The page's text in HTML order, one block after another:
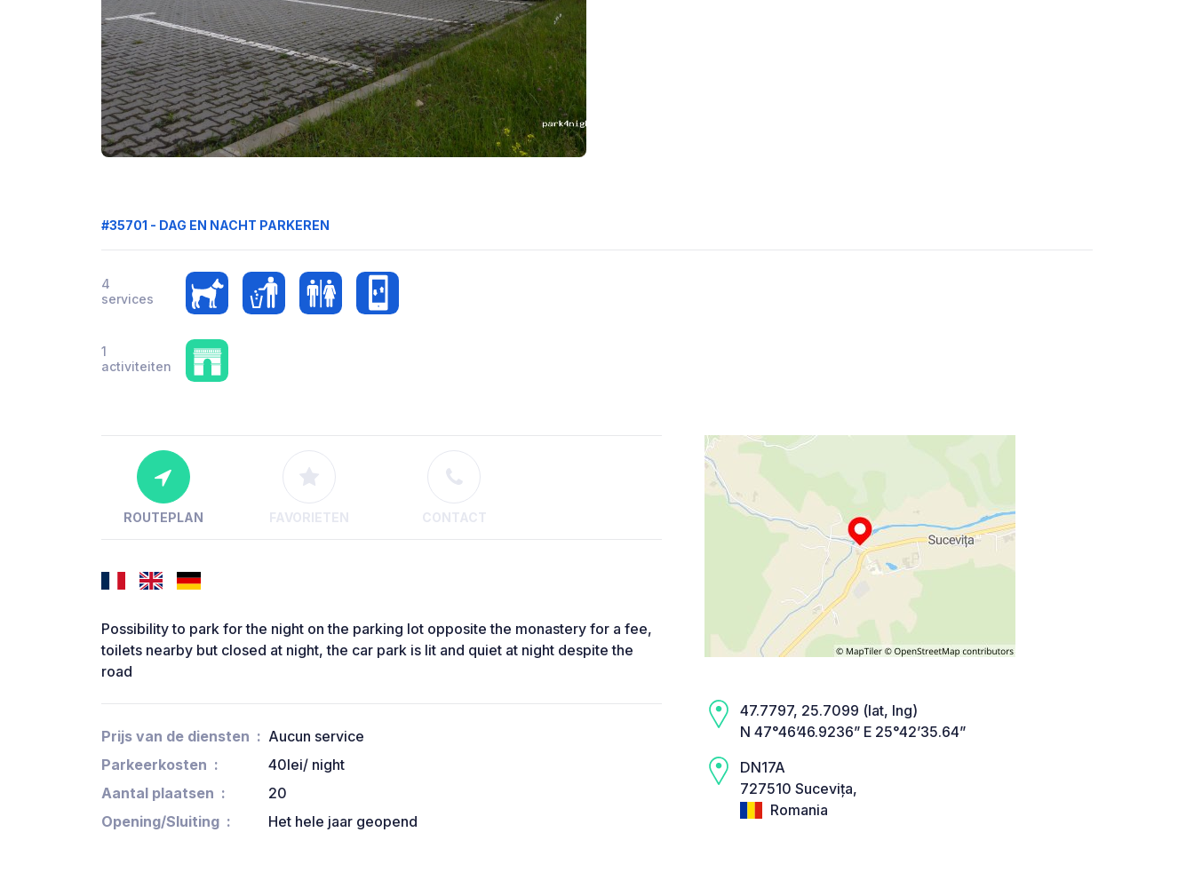
#35701 - DAG EN NACHT PARKEREN
4
services
1
activiteiten
ROUTEPLAN FAVORIETEN CONTACT
Possibility to park for the night on the parking lot opposite the monastery for a fee,
toilets nearby but closed at night, the car park is lit and quiet at night despite the
road
Prijs van de diensten
Aucun service
Parkeerkosten
40lei/ night
Aantal plaatsen
20
Opening/Sluiting
Het hele jaar geopend
47.7797, 25.7099 (lat, lng)
N 47°46’46.9236” E 25°42’35.64”
DN17A
727510 Sucevița,
Romania